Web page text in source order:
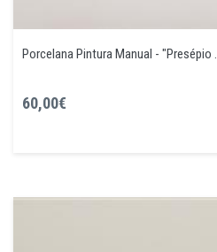
Porcelana Pintura Manual - "Presépio
60,00€